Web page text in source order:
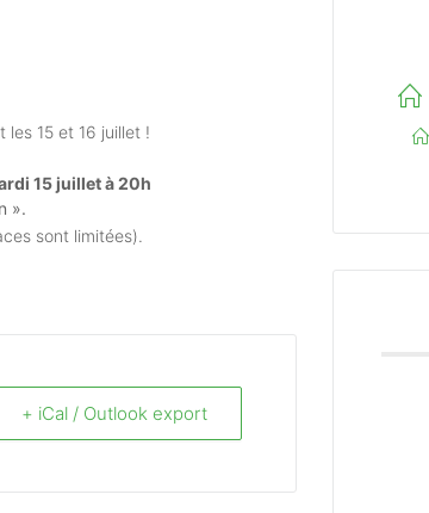
les 15 et 16 juillet !
15 juillet à 20h
».
sont limitées).
+ iCal / Outlook export